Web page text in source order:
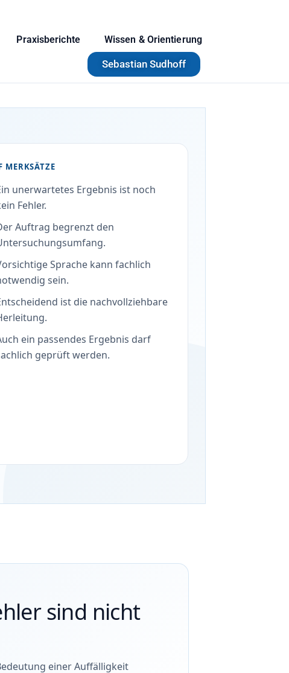
Praxisberichte Wissen & Orientierung
Sebastian Sudhoff
MERKSÄTZE
unerwartetes Ergebnis ist noch
Fehler.
Auftrag begrenzt den
Sprache kann fachlich
sein.
ist die nachvollziehbare
ein passendes Ergebnis darf
geprüft werden.
sind nicht
einer Auffälligkeit